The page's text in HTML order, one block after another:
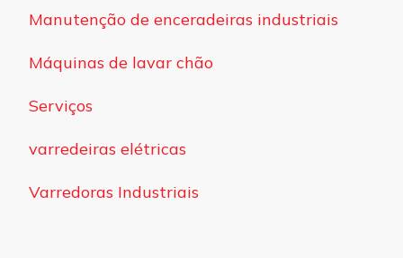
Manutenção de enceradeiras industriais
Máquinas de lavar chão
Serviços
varredeiras elétricas
Varredoras Industriais